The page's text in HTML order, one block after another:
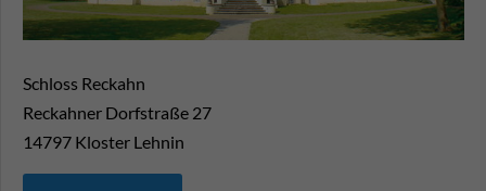
Schloss Reckahn
Reckahner Dorfstraße 27
14797 Kloster Lehnin